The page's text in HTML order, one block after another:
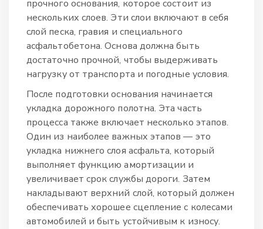
прочного основания, которое состоит из
нескольких слоев. Эти слои включают в себя
слой песка, гравия и специального
асфальтобетона. Основа должна быть
достаточно прочной, чтобы выдерживать
нагрузку от транспорта и погодные условия.
После подготовки основания начинается
укладка дорожного полотна. Эта часть
процесса также включает несколько этапов.
Один из наиболее важных этапов — это
укладка нижнего слоя асфальта, который
выполняет функцию амортизации и
увеличивает срок службы дороги. Затем
накладывают верхний слой, который должен
обеспечивать хорошее сцепление с колесами
автомобилей и быть устойчивым к износу.